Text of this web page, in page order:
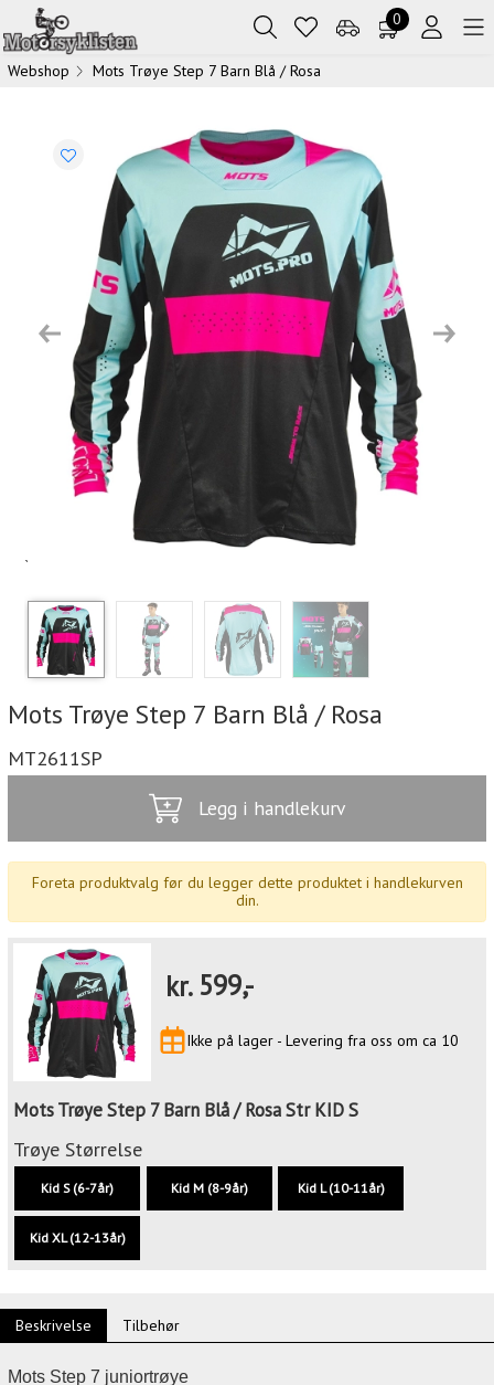
0
Webshop Mots Trøye Step 7 Barn Blå / Rosa
Previous Next
`
Mots Trøye Step 7 Barn Blå / Rosa
MT2611SP
Legg i handlekurv
Foreta produktvalg før du legger dette produktet i handlekurven
din.
kr. 599,-
Ikke på lager - Levering fra oss om ca 10
Mots Trøye Step 7 Barn Blå / Rosa Str KID S
Trøye Størrelse
Kid S (6-7år) Kid M (8-9år) Kid L (10-11år)
Kid XL (12-13år)
Beskrivelse Tilbehør
Mots Step 7 juniortrøye